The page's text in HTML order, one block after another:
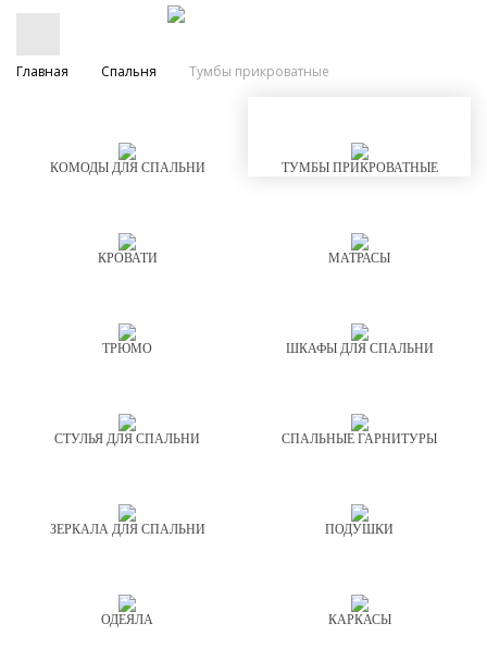
Главная Спальня Тумбы прикроватные
КОМОДЫ ДЛЯ СПАЛЬНИ ТУМБЫ ПРИКРОВАТНЫЕ
КРОВАТИ МАТРАСЫ
ТРЮМО ШКАФЫ ДЛЯ СПАЛЬНИ
СТУЛЬЯ ДЛЯ СПАЛЬНИ СПАЛЬНЫЕ ГАРНИТУРЫ
ЗЕРКАЛА ДЛЯ СПАЛЬНИ ПОДУШКИ
ОДЕЯЛА КАРКАСЫ